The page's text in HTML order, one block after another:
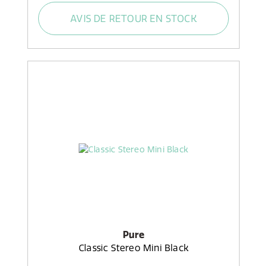
AVIS DE RETOUR EN STOCK
Pure
Classic Stereo Mini Black